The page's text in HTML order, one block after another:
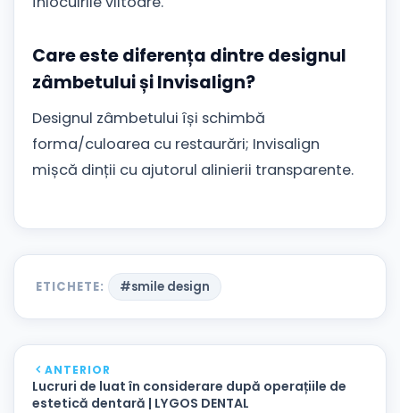
Care este diferența dintre designul
zâmbetului și Invisalign?
Designul zâmbetului își schimbă
forma/culoarea cu restaurări; Invisalign
mișcă dinții cu ajutorul alinierii transparente.
ETICHETE: #smile design
ANTERIOR
Lucruri de luat în considerare după operațiile de
estetică dentară | LYGOS DENTAL